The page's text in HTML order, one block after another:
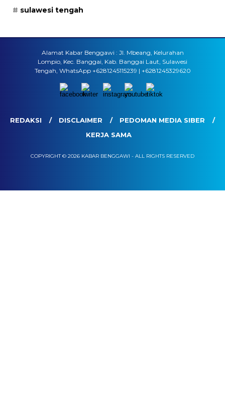
sulawesi tengah
Alamat Kabar Benggawi : Jl. Mbeang, Kelurahan
Lompio, Kec. Banggai, Kab. Banggai Laut, Sulawesi
Tengah, WhatsApp +6281245115239 | +6281245329620
REDAKSI DISCLAIMER
PEDOMAN MEDIA SIBER
KERJA SAMA
COPYRIGHT © 2026 KABAR BENGGAWI - ALL RIGHTS RESERVED